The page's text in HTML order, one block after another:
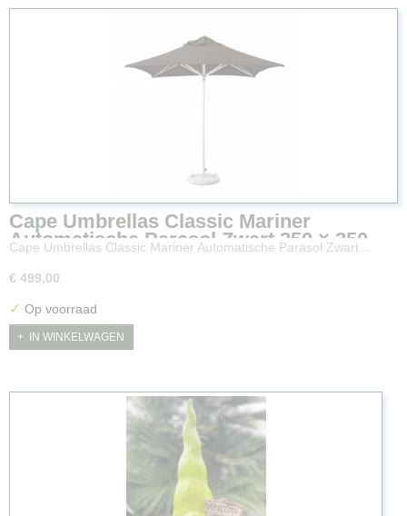
Cape Umbrellas Classic Mariner
Automatische Parasol Zwart 250 × 250
cm
Cape Umbrellas Classic Mariner Automatische Parasol Zwart…
€ 499,00
✓ Op voorraad
IN WINKELWAGEN